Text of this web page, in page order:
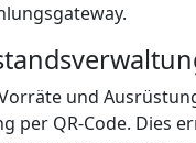
und
per QR-Code. Dies